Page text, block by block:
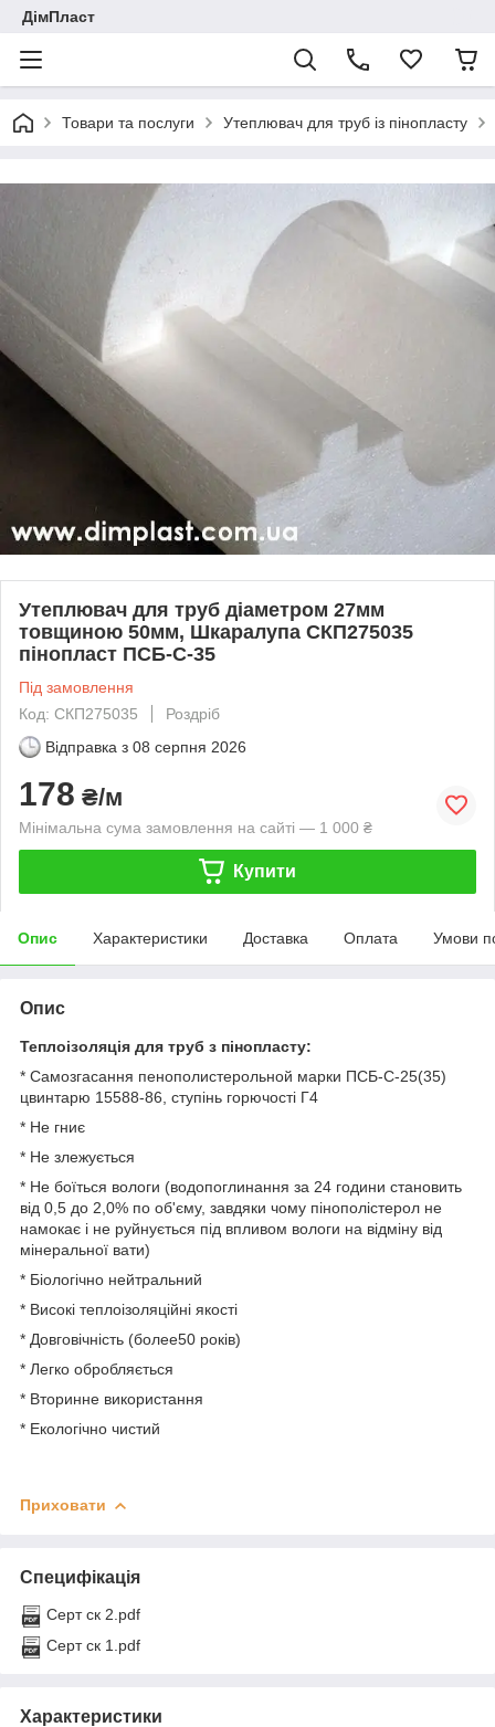
ДімПласт
Товари та послуги Утеплювач для труб із пінопласту
Утеплювач для труб діаметром 27мм
товщиною 50мм, Шкаралупа СКП275035
пінопласт ПСБ-С-35
Під замовлення
Код: СКП275035
Роздріб
Відправка з 08 серпня 2026
178 ₴/м
Мінімальна сума замовлення на сайті — 1 000 ₴
Купити
Опис Характеристики Доставка Оплата Умови
Опис
Теплоізоляція для труб з пінопласту:
* Самозгасання пенополистерольной марки ПСБ-С-25(35)
цвинтарю 15588-86, ступінь горючості Г4
* Не гниє
* Не злежується
* Не боїться вологи (водопоглинання за 24 години становить
від 0,5 до 2,0% по об'єму, завдяки чому пінополістерол не
намокає і не руйнується під впливом вологи на відміну від
мінеральної вати)
* Біологічно нейтральний
* Високі теплоізоляційні якості
* Довговічність (более50 років)
* Легко обробляється
* Вторинне використання
* Екологічно чистий
Приховати
Специфікація
Серт ск 2.pdf
Серт ск 1.pdf
Характеристики